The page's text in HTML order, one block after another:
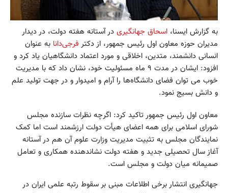
به گزارش ایسنا، اسحاق جهانگیری در آستانه هفته دولت، در دیدار
مدیران حوزه معاون اول رئیس جمهور، از دکتر فرجی‌دانا به عنوان
انسانی دانشمند، متدین، اخلاقی و مورد اعتماد دانشگاهیان یاد کرد و
افزود: ایشان در مدت ۹ ماه مسئولیت خود، نشان داد که با مدیریت
خوب می توان‌ فضای دانشگاه‌ها را آرام و امیدوار و در جهت تولید علم
و دانش بسیج نمود.
معاون اول رئیس جمهور تاکید کرد: اگرچه نظرات سازنده مجلس
شورای اسلامی برای همه اعضای هیأت دولت ارزشمند است اما کمک
نمایندگان مجلس به تثبیت مدیریت وزارت علوم آن هم در آستانه
آغاز سال تحصیلی جدید و هفته دولت نشاندهنده همکاری و تعامل
صمیمانه میان دولت و مجلس است.
جهانگیری انتشار برخی اطلاعات مبنی بر سقوط رتبه علمی ایران در